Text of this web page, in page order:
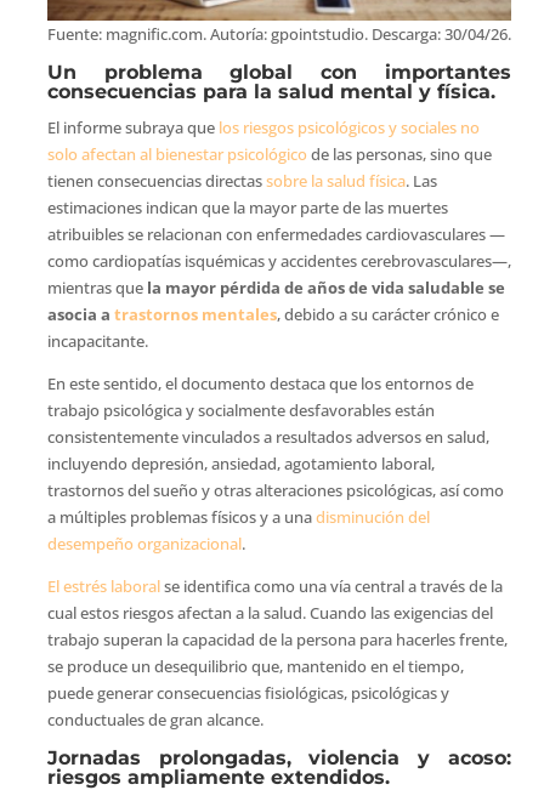
Fuente: magnific.com. Autoría: gpointstudio. Descarga: 30/04/26.
Un problema global con importantes
consecuencias para la salud mental y física.
El informe subraya que los riesgos psicológicos y sociales no
solo afectan al bienestar psicológico de las personas, sino que
tienen consecuencias directassobre la salud física. Las
estimaciones indican que la mayor parte de las muertes
atribuibles se relacionan con enfermedades cardiovasculares —
como cardiopatías isquémicas y accidentes cerebrovasculares—,
mientras que la mayor pérdida de años de vida saludable se
asocia a trastornos mentales, debido a su carácter crónico e
incapacitante.
En este sentido, el documento destaca que los entornos de
trabajo psicológica y socialmente desfavorables están
consistentemente vinculados a resultados adversos en salud,
incluyendo depresión, ansiedad, agotamiento laboral,
trastornos del sueño y otras alteraciones psicológicas, así como
a múltiples problemas físicos y a unadisminución del
desempeño organizacional.
El estrés laboralse identifica como una vía central a través de la
cual estos riesgos afectan a la salud. Cuando las exigencias del
trabajo superan la capacidad de la persona para hacerles frente,
se produce un desequilibrio que, mantenido en el tiempo,
puede generar consecuencias fisiológicas, psicológicas y
conductuales de gran alcance.
Jornadas prolongadas, violencia y acoso:
riesgos ampliamente extendidos.